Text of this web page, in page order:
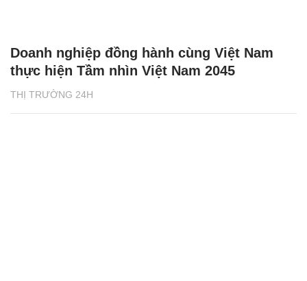
THỊ TRƯỜNG 24H
Doanh nghiệp đồng hành cùng Việt Nam
thực hiện Tầm nhìn Việt Nam 2045